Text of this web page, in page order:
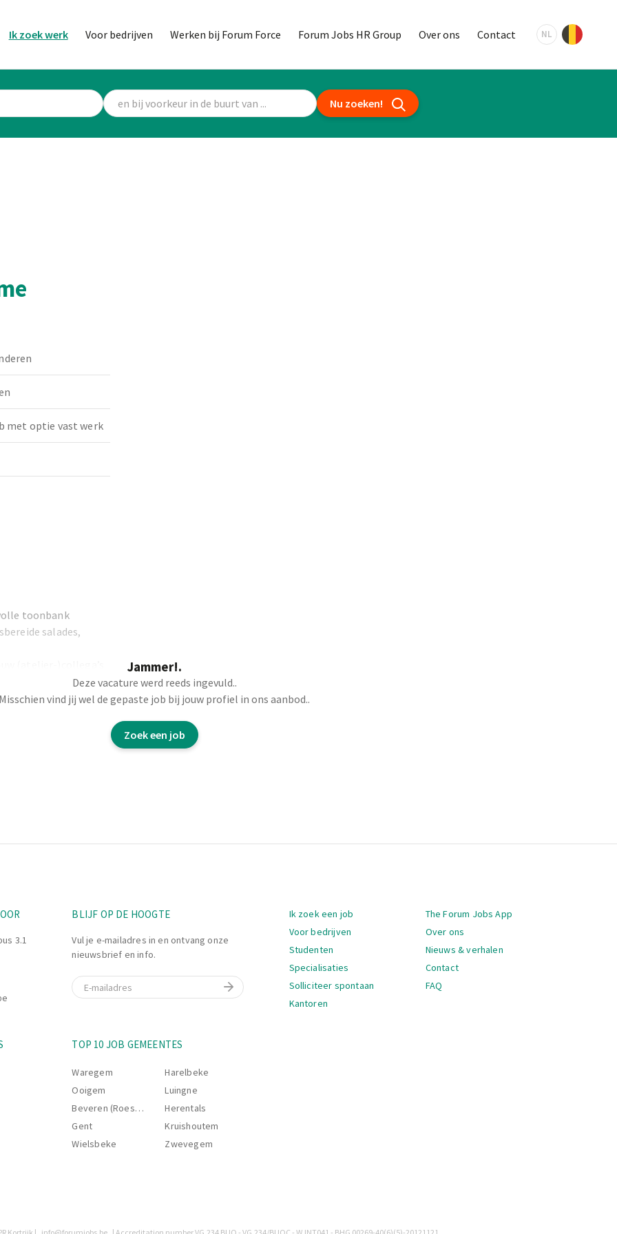
Ik zoek werk Voor bedrijven Werken bij Forum Force Forum Jobs HR Group Over ons Contact NL
Nu zoeken!
met optie vast werk
toonbank
salades,
bereiden van de
Jammer!.
Deze vacature werd reeds ingevuld..
Misschien vind jij wel de gepaste job bij jouw profiel in ons aanbod..
Zoek een job
3.1
BLIJF OP DE HOOGTE
Vul je e-mailadres in en ontvang onze
nieuwsbrief en info.
E-mail
Navigatie
Ik zoek een job
Voor bedrijven
Studenten
Specialisaties
Solliciteer spontaan
Kantoren
The Forum Jobs App
Over ons
Nieuws & verhalen
Contact
FAQ
TOP 10 JOB GEMEENTES
Waregem
Ooigem
Beveren (Roeselare)
Gent
Wielsbeke
Harelbeke
Luingne
Herentals
Kruishoutem
Zwevegem